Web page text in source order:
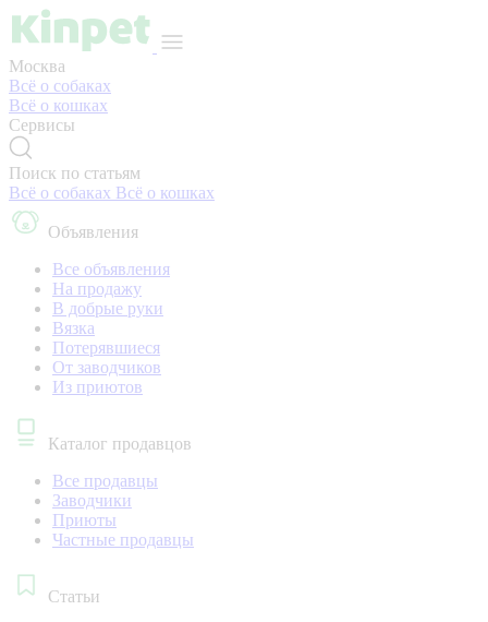
Москва
Всё о собаках
Всё о кошках
Сервисы
Поиск по статьям
Всё о собаках Всё о кошках
Объявления
Все объявления
На продажу
В добрые руки
Вязка
Потерявшиеся
От заводчиков
Из приютов
Каталог продавцов
Все продавцы
Заводчики
Приюты
Частные продавцы
Статьи